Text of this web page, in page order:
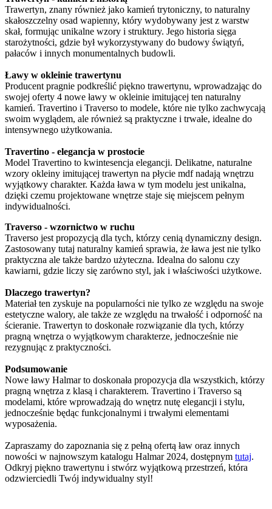
Trawertyn, znany również jako kamień trytoniczny, to naturalny
skałoszczelny osad wapienny, który wydobywany jest z warstw
skał, formując unikalne wzory i struktury. Jego historia sięga
starożytności, gdzie był wykorzystywany do budowy świątyń,
pałaców i innych monumentalnych budowli.
Ławy w okleinie trawertynu
Producent pragnie podkreślić piękno trawertynu, wprowadzając do
swojej oferty 4 nowe ławy w okleinie imitującej ten naturalny
kamień. Travertino i Traverso to modele, które nie tylko zachwycają
swoim wyglądem, ale również są praktyczne i trwałe, idealne do
intensywnego użytkowania.
Travertino - elegancja w prostocie
Model Travertino to kwintesencja elegancji. Delikatne, naturalne
wzory okleiny imitującej trawertyn na płycie mdf nadają wnętrzu
wyjątkowy charakter. Każda ława w tym modelu jest unikalna,
dzięki czemu projektowane wnętrze staje się miejscem pełnym
indywidualności.
Traverso - wzornictwo w ruchu
Traverso jest propozycją dla tych, którzy cenią dynamiczny design.
Zastosowany tutaj naturalny kamień sprawia, że ława jest nie tylko
praktyczna ale także bardzo użyteczna. Idealna do salonu czy
kawiarni, gdzie liczy się zarówno styl, jak i właściwości użytkowe.
Dlaczego trawertyn?
Materiał ten zyskuje na popularności nie tylko ze względu na swoje
estetyczne walory, ale także ze względu na trwałość i odporność na
ścieranie. Trawertyn to doskonałe rozwiązanie dla tych, którzy
pragną wnętrza o wyjątkowym charakterze, jednocześnie nie
rezygnując z praktyczności.
Podsumowanie
Nowe ławy Halmar to doskonała propozycja dla wszystkich, którzy
pragną wnętrza z klasą i charakterem. Travertino i Traverso są
modelami, które wprowadzają do wnętrz nutę elegancji i stylu,
jednocześnie będąc funkcjonalnymi i trwałymi elementami
wyposażenia.
Zapraszamy do zapoznania się z pełną ofertą ław oraz innych
nowości w najnowszym katalogu Halmar 2024, dostępnym tutaj.
Odkryj piękno trawertynu i stwórz wyjątkową przestrzeń, która
odzwierciedli Twój indywidualny styl!